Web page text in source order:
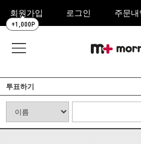
회원가입
+1,000P
로그인 주문내
투표하기